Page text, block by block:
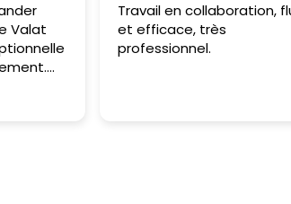
Valat
d’un
: il est
Travail en collaboration,
et efficace, très
professionnel.